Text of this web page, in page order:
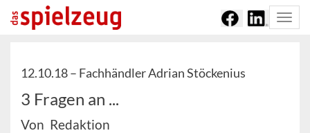
12.10.18 – Fachhändler Adrian Stöckenius
3 Fragen an ...
Von Redaktion